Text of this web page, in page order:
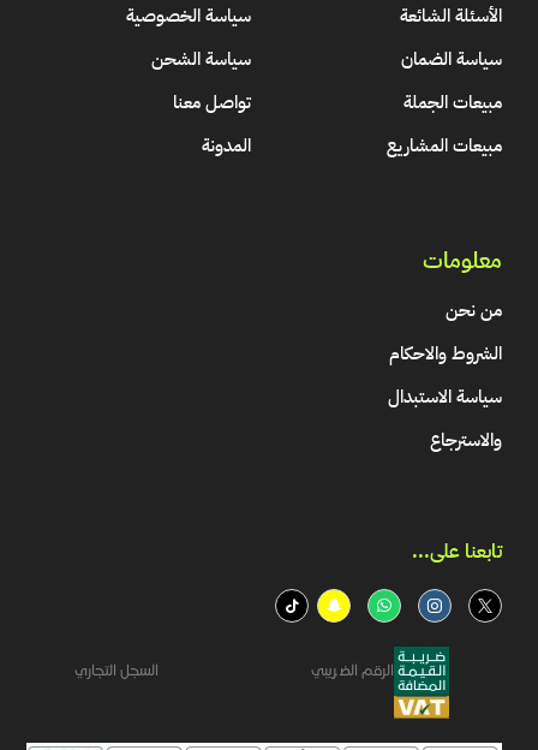
الأسئلة الشائعة
سياسة الضمان
مبيعات الجملة
مبيعات المشاريع
سياسة الخصوصية
سياسة الشحن
تواصل معنا
المدونة
معلومات
من نحن
الشروط والاحكام
سياسة الاستبدال
والاسترجاع
تابعنا على...​
الرقم الضريبي السجل التجاري